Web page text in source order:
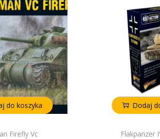
do koszyka
Firefly Vc
Dodaj
Flakpanzer